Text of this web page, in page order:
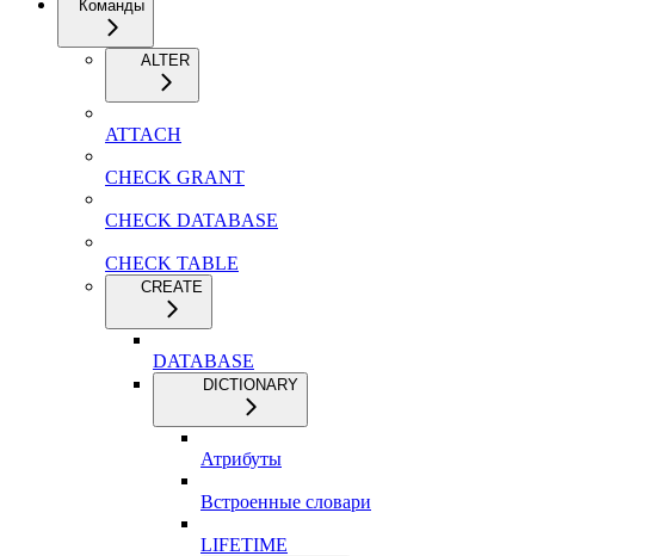
Команды
ALTER
ATTACH
CHECK GRANT
CHECK DATABASE
CHECK TABLE
CREATE
DATABASE
DICTIONARY
Атрибуты
Встроенные словари
LIFETIME